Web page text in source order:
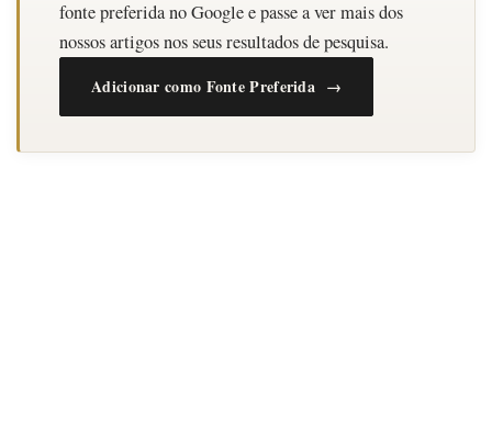
fonte preferida no Google e passe a ver mais dos
nossos artigos nos seus resultados de pesquisa.
Adicionar como Fonte Preferida →